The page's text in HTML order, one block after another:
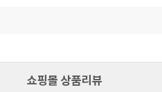
쇼핑몰 상품리뷰